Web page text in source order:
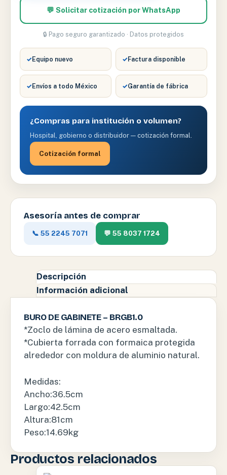
💬 Solicitar cotización por WhatsApp
🔒 Pago seguro garantizado · Datos protegidos
✓Equipo nuevo ✓Factura disponible
✓Envíos a todo México ✓Garantía de fábrica
¿Compras para institución o volumen?
Hospital, gobierno o distribuidor — cotización formal.
Cotización formal
Asesoría antes de comprar
📞 55 2245 7071 💬 55 8037 1724
Descripción
Información adicional
BURO DE GABINETE – BRGB1.0
*Zoclo de lámina de acero esmaltada.
*Cubierta forrada con formaica protegida
alrededor con moldura de aluminio natural.
Medidas:
Ancho:36.5cm
Largo:42.5cm
Altura:81cm
Peso:14.69kg
Productos relacionados